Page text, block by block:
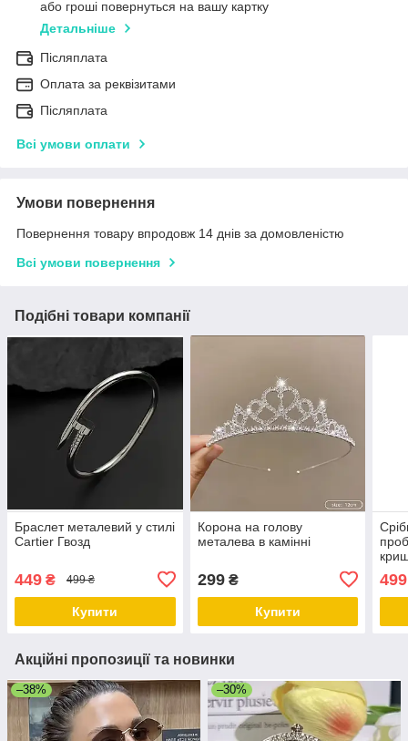
або гроші повернуться на вашу картку
Детальніше
Післяплата
Оплата за реквізитами
Післяплата
Всі умови оплати
Умови повернення
Повернення товару впродовж 14 днів за домовленістю
Всі умови повернення
Подібні товари компанії
Браслет металевий у стилі
Cartier Гвозд
449 ₴ 499 ₴
Купити
Корона на голову
металева в камінні
299₴
Купити
499
Акційні пропозиції та новинки
–38% –30%